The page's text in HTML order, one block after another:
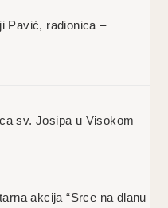
Pavić, radionica –
sv. Josipa u Visokom
akcija “Srce na dlanu